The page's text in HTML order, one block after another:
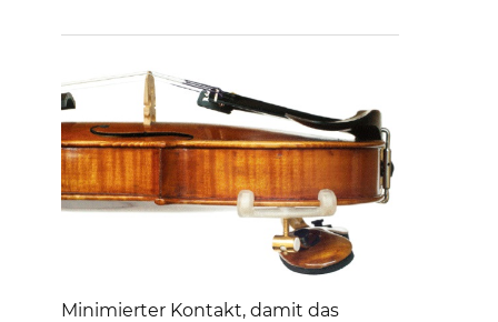
Minimierter Kontakt, damit das